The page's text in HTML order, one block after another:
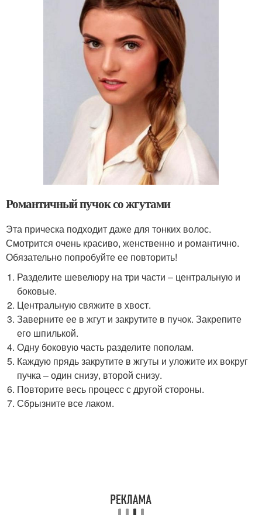
Романтичный пучок со жгутами
Эта прическа подходит даже для тонких волос.
Смотрится очень красиво, женственно и романтично.
Обязательно попробуйте ее повторить!
Разделите шевелюру на три части – центральную и
боковые.
Центральную свяжите в хвост.
Заверните ее в жгут и закрутите в пучок. Закрепите
его шпилькой.
Одну боковую часть разделите пополам.
Каждую прядь закрутите в жгуты и уложите их вокруг
пучка – один снизу, второй снизу.
Повторите весь процесс с другой стороны.
Сбрызните все лаком.